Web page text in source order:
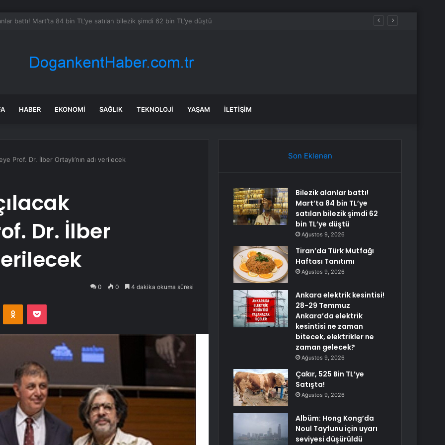
Mutfağı Haftası Tanıtımı
HABER EKONOMI SAĞLIK TEKNOLOJI YAŞAM İLETIŞIM
Prof. Dr. İlber Ortaylı’nın adı verilecek
Dr. İlber
0 0 4 dakika okuma süresi
Odnoklassniki
Pocket
Son Eklenen
Bilezik alanlar battı!
Mart’ta 84 bin TL’ye
satılan bilezik şimdi 62
bin TL’ye düştü
Ağustos 9, 2026
Tiran’da Türk Mutfağı
Haftası Tanıtımı
Ağustos 9, 2026
Ankara elektrik kesintisi!
28-29 Temmuz
Ankara’da elektrik
kesintisi ne zaman
bitecek, elektrikler ne
zaman gelecek?
Ağustos 9, 2026
Çakır, 525 Bin TL’ye
Satışta!
Ağustos 9, 2026
Albüm: Hong Kong’da
Noul Tayfunu için uyarı
seviyesi düşürüldü